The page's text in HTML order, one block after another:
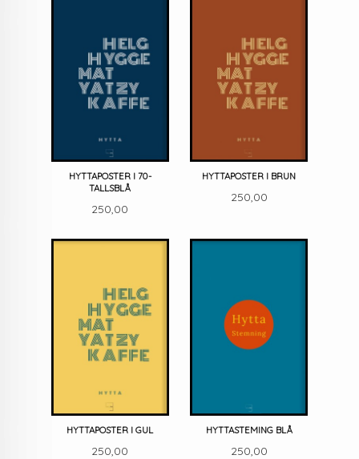
HYTTAPOSTER I 70-
TALLSBLÅ
Pris
250,00
HYTTAPOSTER I BRUN
Pris
250,00
HYTTAPOSTER I GUL
Pris
250,00
HYTTASTEMING BLÅ
Pris
250,00